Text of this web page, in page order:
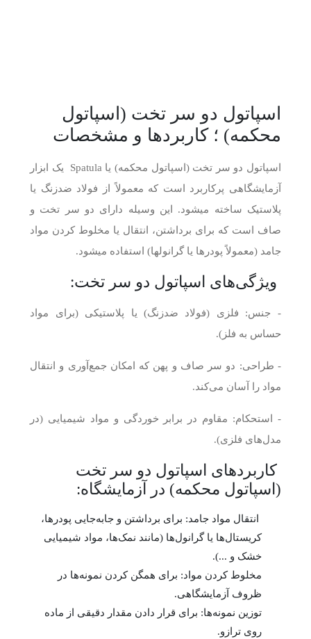
اسپاتول دو سر تخت (اسپاتول
محکمه) ؛ کاربردها و مشخصات
اسپاتول دو سر تخت (اسپاتول محکمه) یا Spatula یک ابزار
آزمایشگاهی پرکاربرد است که معمولاً از فولاد ضدزنگ یا
پلاستیک ساخته میشود. این وسیله دارای دو سر تخت و
صاف است که برای برداشتن، انتقال یا مخلوط کردن مواد
جامد (معمولاً پودرها یا گرانولها) استفاده میشود.
ویژگی‌های اسپاتول دو سر تخت:
- جنس: فلزی (فولاد ضدزنگ) یا پلاستیکی (برای مواد
حساس به فلز).
- طراحی: دو سر صاف و پهن که امکان جمع‌آوری و انتقال
مواد را آسان می‌کند.
- استحکام: مقاوم در برابر خوردگی و مواد شیمیایی (در
مدل‌های فلزی).
کاربردهای اسپاتول دو سر تخت
(اسپاتول محکمه) در آزمایشگاه:
انتقال مواد جامد: برای برداشتن و جابه‌جایی پودرها،
کریستال‌ها یا گرانول‌ها (مانند نمک‌ها، مواد شیمیایی
خشک و ...).
مخلوط کردن مواد: برای همگن کردن نمونه‌ها در
ظروف آزمایشگاهی.
توزین نمونه‌ها: برای قرار دادن مقدار دقیقی از ماده
روی ترازو.